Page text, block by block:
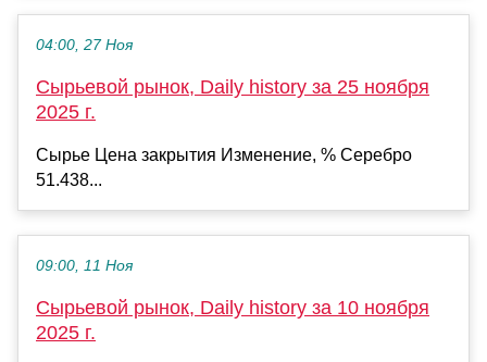
04:00, 27 Ноя
Сырьевой рынок, Daily history за 25 ноября
2025 г.
Сырье Цена закрытия Изменение, % Серебро
51.438...
09:00, 11 Ноя
Сырьевой рынок, Daily history за 10 ноября
2025 г.